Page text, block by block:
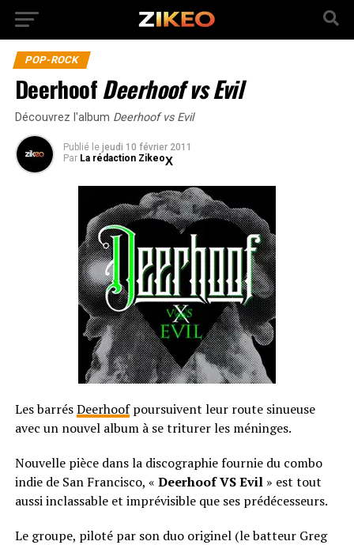
POP-ROCK
DeerhoofDeerhoof vs Evil
Découvrez l'album Deerhoof vs Evil
Publié le jeudi 10 février 2011
Par La rédaction Zikeo
Les barrésDeerhoofpoursuivent leur route sinueuse
avec un nouvel album à se triturer les méninges.
Nouvelle pièce dans la discographie fournie du combo
indie de San Francisco, « Deerhoof VS Evil» est tout
aussi inclassable et imprévisible que ses prédécesseurs.
Le groupe, piloté par son duo originel (le batteur Greg